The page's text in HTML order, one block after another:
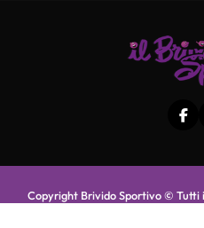
Copyright Brivido Sportivo ©